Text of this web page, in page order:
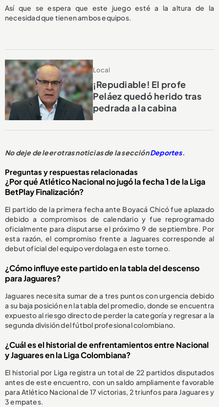
Así que se espera que este juego esté a la altura de la
necesidad que tienen ambos equipos.
Local
¡Repudiable! El profe
Peláez quedó herido tras
pedrada a la cabina
No deje de leer otras noticias de la secciónDeportes.
Preguntas y respuestas relacionadas
¿Por qué Atlético Nacional no jugó la fecha 1 de la Liga
BetPlay Finalización?
El partido de la primera fecha ante Boyacá Chicó fue aplazado
debido a compromisos de calendario y fue reprogramado
oficialmente para disputarse el próximo 9 de septiembre. Por
esta razón, el compromiso frente a Jaguares corresponde al
debut oficial del equipo verdolaga en este torneo.
¿Cómo influye este partido en la tabla del descenso
para Jaguares?
Jaguares necesita sumar de a tres puntos con urgencia debido
a su baja posición en la tabla del promedio, donde se encuentra
expuesto al riesgo directo de perder la categoría y regresar a la
segunda división del fútbol profesional colombiano.
¿Cuál es el historial de enfrentamientos entre Nacional
y Jaguares en la Liga Colombiana?
El historial por Liga registra un total de 22 partidos disputados
antes de este encuentro, con un saldo ampliamente favorable
para Atlético Nacional de 17 victorias, 2 triunfos para Jaguares y
3 empates.